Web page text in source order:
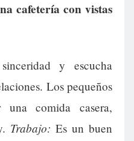
cafetería con vistas
y escucha
Los pequeños
una comida casera,
Trabajo: Es un buen